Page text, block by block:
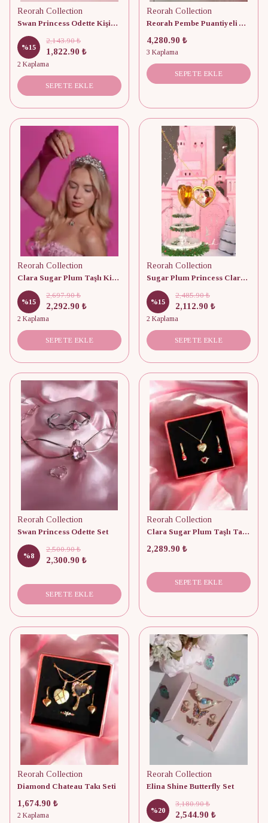
Reorah Collection
Swan Princess Odette Kişiye Özel Fotoğraflı Kapaklı 925 Gümüş Kolye
%15
2,143.90 ₺
1,822.90 ₺
2 Kaplama
SEPETE EKLE
Reorah Collection
Reorah Pembe Puantiyeli Advent Calendar 12 Adet
4,280.90 ₺
3 Kaplama
SEPETE EKLE
Reorah Collection
Clara Sugar Plum Taşlı Kişiye Özel Fotoğraflı Kapaklı Kolye 925 Gümüş
%15
2,697.90 ₺
2,292.90 ₺
2 Kaplama
SEPETE EKLE
Reorah Collection
Sugar Plum Princess Clara Kişiye Özel Fotoğraflı Kapaklı 925 Gümüş Kolye
%15
2,485.90 ₺
2,112.90 ₺
2 Kaplama
SEPETE EKLE
Reorah Collection
Swan Princess Odette Set
%8
2,500.90 ₺
2,300.90 ₺
SEPETE EKLE
Reorah Collection
Clara Sugar Plum Taşlı Takı Seti
2,289.90 ₺
SEPETE EKLE
Reorah Collection
Diamond Chateau Takı Seti
1,674.90 ₺
2 Kaplama
Reorah Collection
Elina Shine Butterfly Set
%20
3,180.90 ₺
2,544.90 ₺